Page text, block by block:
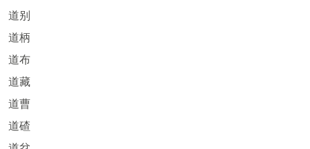
道别
道柄
道布
道藏
道曹
道碴